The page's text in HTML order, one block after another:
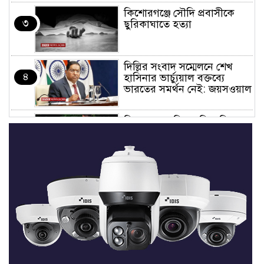
৩
কিশোরগঞ্জে সৌদি প্রবাসীকে
ছুরিকাঘাতে হত্যা
৪
দিল্লির সংবাদ সম্মেলনে শেখ
হাসিনার ভার্চ্যুয়াল বক্তব্যে
ভারতের সমর্থন নেই: জয়সওয়াল
কিশোরগঞ্জে নিজস্ব ফিসারির
সদস্যের মৃত্যু
সভাপতি ফাহিম, সম্পাদক
ফয়সাল: তাড়াইলে ছাত্র অধিকার
পরিষদের আংশিক কমিটি
অনুমোদন
৭
তাড়াইলে যুবদলের কেন্দ্রীয় সহ-
সাধারণ সম্পাদক সবুজকে